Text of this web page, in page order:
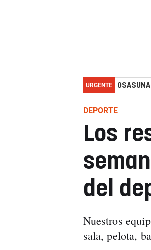
URGENTE
DEPORTE
Los
del
Nuestros
sala, pelota,